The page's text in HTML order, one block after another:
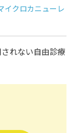
イクロカニューレ
れない自由診療